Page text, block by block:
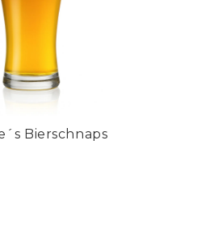
Bierschnaps